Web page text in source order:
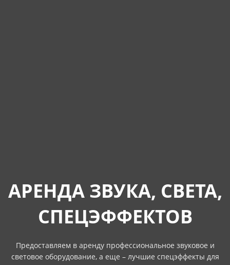
АРЕНДА ЗВУКА, СВЕТА,
СПЕЦЭФФЕКТОВ
Предоставляем в аренду профессиональное звуковое и
световое оборудование, а еще – лучшие спецэффекты для